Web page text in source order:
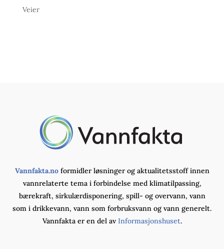
Veier
Vannfakta.noformidler løsninger og aktualitetsstoff innen
vannrelaterte tema i forbindelse med klimatilpassing,
bærekraft, sirkulærdisponering, spill- og overvann, vann
som i drikkevann, vann som forbruksvann og vann generelt.
Vannfakta er en del av Informasjonshuset.